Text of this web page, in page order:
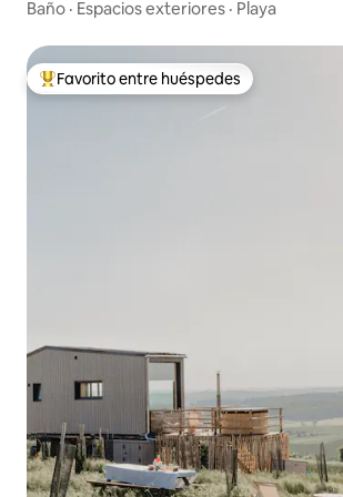
Baño · Espacios exteriores · Playa
De los mejores en Favorito entre huéspedes
Favorito entre huéspedes